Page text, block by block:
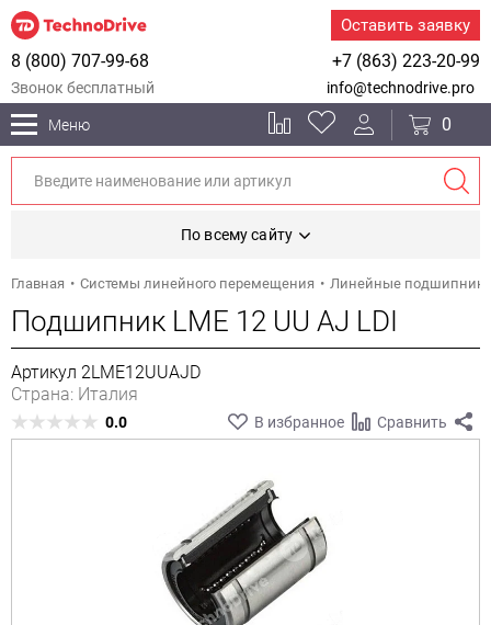
Оставить заявку
+7 (863) 223-20-99
8 (800) 707-99-68
Звонок бесплатный info@technodrive.pro
Меню 0
По всему сайту
Главная Системы линейного перемещения Линейные
Подшипник LME 12 UU AJ LDI
Артикул 2LME12UUAJD
Страна: Италия
0.0 В избранное Сравнить